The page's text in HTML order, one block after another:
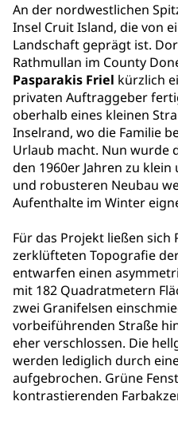
An der nordwestlichen
Insel Cruit Island, die von
Landschaft geprägt ist.
Rathmullan im County
Pasparakis Friel kürzlich
privaten Auftraggeber
oberhalb eines kleinen
Inselrand, wo die Familie
Urlaub macht. Nun wurde
den 1960er Jahren zu
und robusteren Neubau
Aufenthalte im Winter
Für das Projekt ließen sich
zerklüfteten Topografie
entwarfen einen
mit 182 Quadratmetern
zwei Granifelsen
vorbeiführenden Straße
eher verschlossen. Die
werden lediglich durch
aufgebrochen. Grüne
kontrastierenden